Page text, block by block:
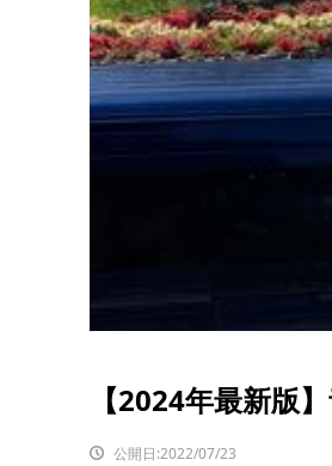
【2024年最新版
公開日:2022/07/23